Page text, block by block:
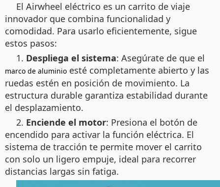
El Airwheel eléctrico es un carrito de viaje
innovador que combina funcionalidad y
comodidad. Para usarlo eficientemente, sigue
estos pasos:
1. Despliega el sistema: Asegúrate de que el
marco de aluminio esté completamente abierto y las
ruedas estén en posición de movimiento. La
estructura durable garantiza estabilidad durante
el desplazamiento.
2. Enciende el motor: Presiona el botón de
encendido para activar la función eléctrica. El
sistema de tracción te permite mover el carrito
con solo un ligero empuje, ideal para recorrer
distancias largas sin fatiga.